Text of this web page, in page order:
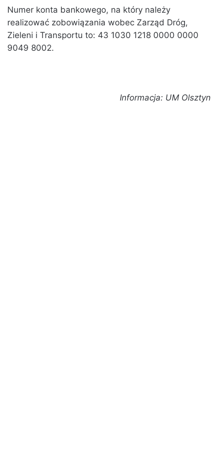
Numer konta bankowego, na który należy
realizować zobowiązania wobec Zarząd Dróg,
Zieleni i Transportu to: 43 1030 1218 0000 0000
9049 8002.
Informacja: UM Olsztyn